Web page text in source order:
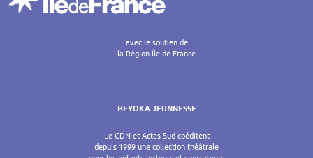
avec le soutien de
la Région Île-de-France
HEYOKA JEUNNESSE
Le CDN et Actes Sud coéditent
depuis 1999 une collection théâtrale